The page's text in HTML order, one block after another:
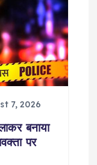
7, 2026
बनाया
पर